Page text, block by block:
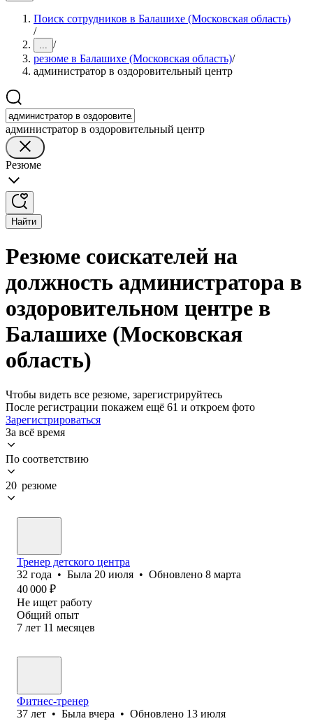
Поиск сотрудников в Балашихе (Московская область)
/
... /
резюме в Балашихе (Московская область)/
администратор в оздоровительный центр
администратор в оздоровительный центр
Резюме
Найти
Резюме соискателей на
должность администратора в
оздоровительном центре в
Балашихе (Московская
область)
Чтобы видеть все резюме, зарегистрируйтесь
После регистрации покажем ещё 61 и откроем фото
Зарегистрироваться
За всё время
По соответствию
20 резюме
Тренер детского центра
32 года • Была 20 июля • Обновлено 8 марта
40 000 ₽
Не ищет работу
Общий опыт
7 лет 11 месяцев
Фитнес-тренер
37 лет • Была вчера • Обновлено 13 июля